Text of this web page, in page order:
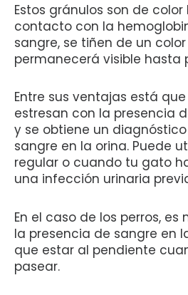
Estos gránulos son de
contacto con la
sangre, se tiñen de un color
permanecerá visible hasta
Entre sus ventajas está
estresan con la presencia
y se obtiene un
sangre en la orina. Puede
regular o cuando tu gato
una infección urinaria
En el caso de los perros,
la presencia de sangre en
que estar al pendiente
pasear.